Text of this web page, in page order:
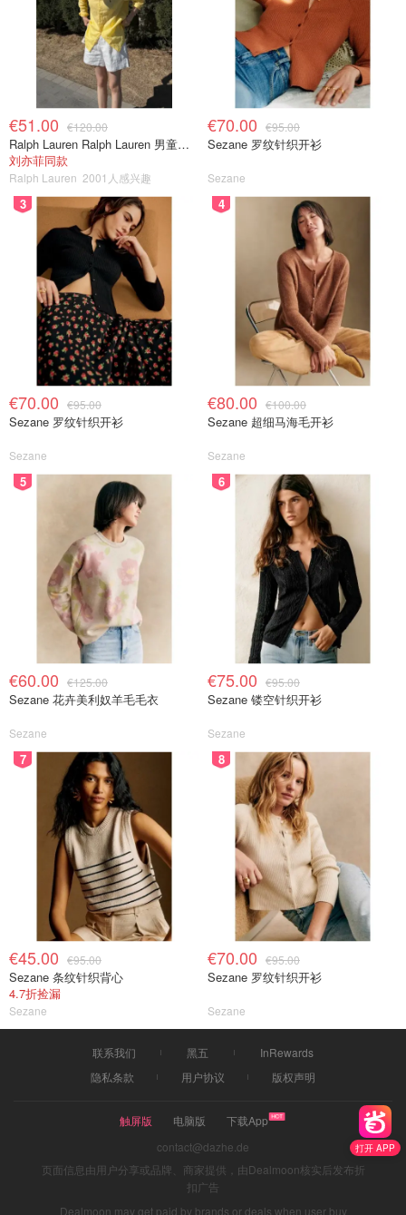
打开 APP
€51.00 €120.00
Ralph Lauren Ralph Lauren 男童亚麻衬衫
刘亦菲同款
Ralph Lauren 2001人感兴趣
€70.00 €95.00
Sezane 罗纹针织开衫
Sezane
3
€70.00 €95.00
Sezane 罗纹针织开衫
Sezane
4
€80.00 €100.00
Sezane 超细马海毛开衫
Sezane
5
€60.00 €125.00
Sezane 花卉美利奴羊毛毛衣
Sezane
6
€75.00 €95.00
Sezane 镂空针织开衫
Sezane
7
€45.00 €95.00
Sezane 条纹针织背心
4.7折捡漏
Sezane
8
€70.00 €95.00
Sezane 罗纹针织开衫
Sezane
联系我们 黑五
InRewards
隐私条款
用户协议 版权声明
触屏版 电脑版
下载App
contact@dazhe.de
页面信息由用户分享或品牌、商家提供，由Dealmoon核实后发布折
扣广告
Dealmoon may get paid by brands or deals when user buy